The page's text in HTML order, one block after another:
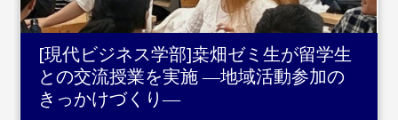
[現代ビジネス学部]桒畑ゼミ生が留学生
との交流授業を実施 ―地域活動参加の
きっかけづくり―